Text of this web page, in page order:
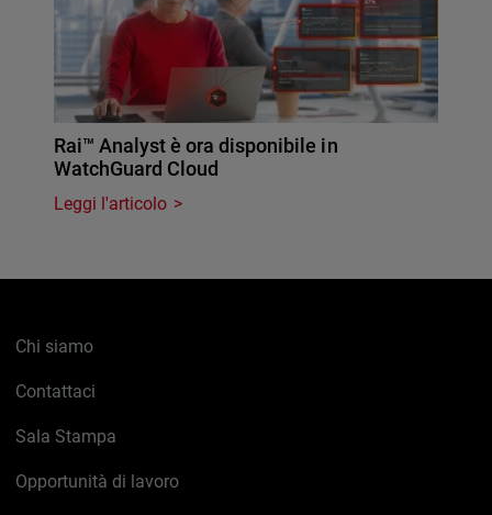
Rai™ Analyst è ora disponibile in
WatchGuard Cloud
Leggi l'articolo
Chi siamo
Contattaci
Sala Stampa
Opportunità di lavoro